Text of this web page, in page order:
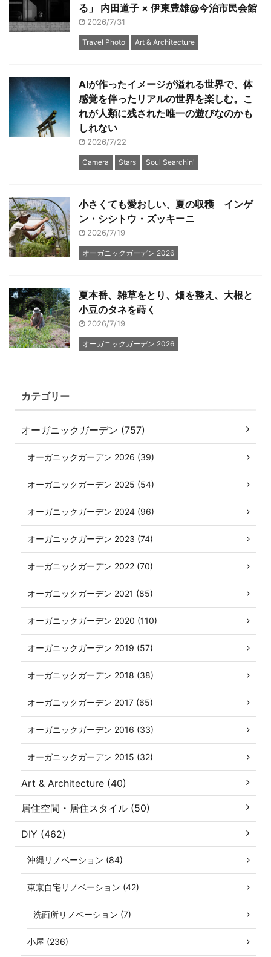
る」 内田道子 × 伊東豊雄@今治市民会館
2026/7/31
Travel Photo Art & Architecture
AIが作ったイメージが溢れる世界で、体
感覚を伴ったリアルの世界を楽しむ。こ
れが人類に残された唯一の遊びなのかも
しれない
2026/7/22
Camera Stars Soul Searchin'
小さくても愛おしい、夏の収穫 インゲ
ン・シシトウ・ズッキーニ
2026/7/19
オーガニックガーデン 2026
夏本番、雑草をとり、畑を整え、大根と
小豆のタネを蒔く
2026/7/19
オーガニックガーデン 2026
カテゴリー
オーガニックガーデン (757)
オーガニックガーデン 2026 (39)
オーガニックガーデン 2025 (54)
オーガニックガーデン 2024 (96)
オーガニックガーデン 2023 (74)
オーガニックガーデン 2022 (70)
オーガニックガーデン 2021 (85)
オーガニックガーデン 2020 (110)
オーガニックガーデン 2019 (57)
オーガニックガーデン 2018 (38)
オーガニックガーデン 2017 (65)
オーガニックガーデン 2016 (33)
オーガニックガーデン 2015 (32)
Art & Architecture (40)
居住空間・居住スタイル (50)
DIY (462)
沖縄リノベーション (84)
東京自宅リノベーション (42)
洗面所リノベーション (7)
小屋 (236)